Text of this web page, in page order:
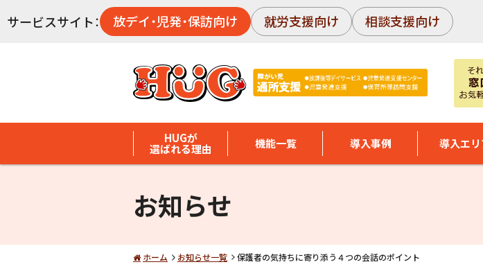
サービスサイト： 放デイ・児発・保訪向け 就労支援向け 相談支援向け
HUGが
選ばれる理由 機能一覧 導入事例 導入エリ
お知らせ
ホーム お知らせ一覧 保護者の気持ちに寄り添う４つの会話のポイント